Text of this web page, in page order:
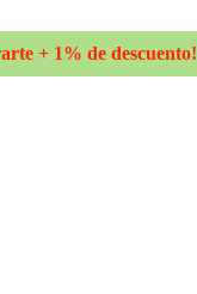
+ 1% de descuento!